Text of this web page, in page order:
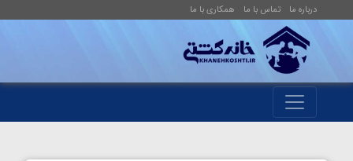
درباره ما تماس با ما همکاری با ما